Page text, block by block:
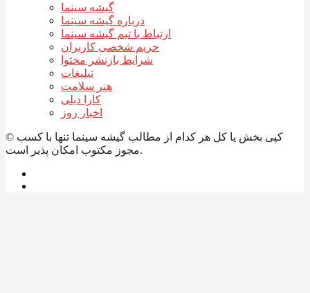
گیشه سینما
درباره گیشه سینما
ارتباط با تیم گیشه سینما
حریم شخصی کاربران
شرایط بازنشر محتوا
تبلیغات
هنر سلامت
کارا دیلی
اخبار روز
© کپی بخش یا کل هر کدام از مطالب گیشه سینما تنها با کسب
مجوز مکتوب امکان پذیر است.